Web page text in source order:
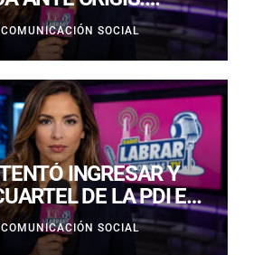
SE
EL SUIZO
COMUNICACIÓN SOCIAL
INGRESAR Y
DE LA PDI EN
DETECTIVES LO
COMUNICACIÓN SOCIAL